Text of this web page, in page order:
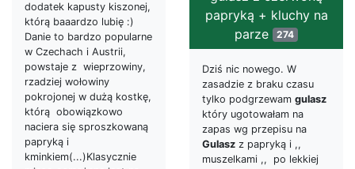
dodatek kapusty kiszonej,
którą baaardzo lubię :)
Danie to bardzo popularne
w Czechach i Austrii,
powstaje z wieprzowiny,
rzadziej wołowiny
pokrojonej w dużą kostkę,
którą obowiązkowo
naciera się sproszkowaną
papryką i
kminkiem(...)Klasycznie
papryką + kluchy na
parze 274
Dziś nic nowego. W
zasadzie z braku czasu
tylko podgrzewam gulasz
który ugotowałam na
zapas wg przepisu na
Gulasz z papryką i ,,
muszelkami ,, po lekkiej